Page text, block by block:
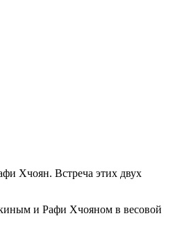
Хчоян. Встреча этих двух
и Рафи Хчояном в весовой